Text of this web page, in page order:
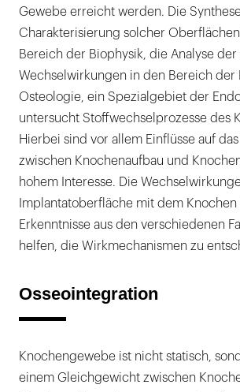
Gewebe erreicht werden. Die
Charakterisierung solcher
Bereich der Biophysik, die Analyse der
Wechselwirkungen in den Bereich der
Osteologie, ein Spezialgebiet der
untersucht Stoffwechselprozesse des
Hierbei sind vor allem Einflüsse auf
zwischen Knochenaufbau und
hohem Interesse. Die
Implantatoberfläche mit dem
Erkenntnisse aus den verschiedenen
helfen, die Wirkmechanismen zu
Osseointegration
Knochengewebe ist nicht statisch,
einem Gleichgewicht zwischen